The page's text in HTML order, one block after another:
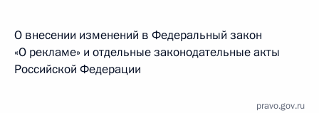
О внесении изменений в Федеральный закон
«О рекламе» и отдельные законодательные акты
Российской Федерации
pravo.gov.ru